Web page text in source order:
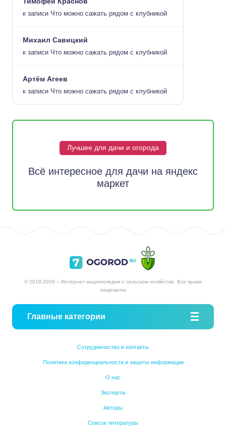
к записи Что можно сажать рядом с клубникой
Михаил Савицкий
к записи Что можно сажать рядом с клубникой
Артём Агеев
к записи Что можно сажать рядом с клубникой
Лучшее для дачи и огорода
Всё интересное для дачи на яндекс
маркет
© 2018-2026 – Интернет-энциклопедия о сельском хозяйстве. Все права
защищены
Главные категории
Сотрудничество и контакты
Политика конфиденциальности и защиты информации
О нас
Эксперты
Авторы
Список литературы